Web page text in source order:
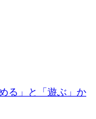
る」と「遊ぶ」か